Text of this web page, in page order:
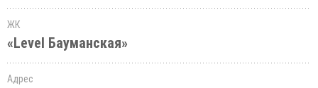
ЖК
«Level Бауманская»
Адрес